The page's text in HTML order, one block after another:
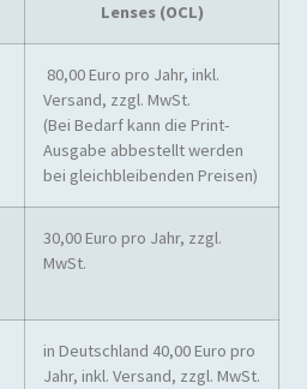
Lenses (OCL)
80,00 Euro pro Jahr, inkl.
Versand, zzgl. MwSt.
(Bei Bedarf kann die Print-
Ausgabe abbestellt werden
bei gleichbleibenden Preisen)
30,00 Euro pro Jahr, zzgl.
MwSt.
in Deutschland 40,00 Euro pro
Jahr, inkl. Versand, zzgl. MwSt.